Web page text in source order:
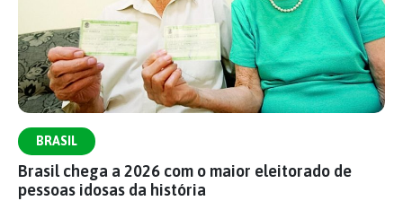
BRASIL
Brasil chega a 2026 com o maior eleitorado de
pessoas idosas da história